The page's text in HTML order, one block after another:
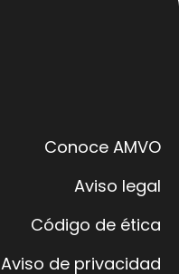
Conoce AMVO
Aviso legal
Código de ética
Aviso de privacidad